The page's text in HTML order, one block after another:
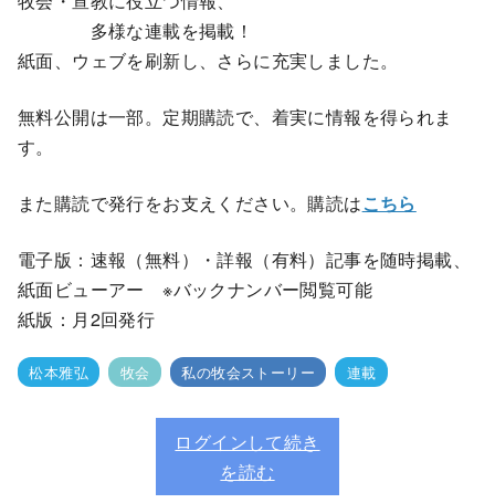
多様な連載を掲載！
紙面、ウェブを刷新し、さらに充実しました。
無料公開は一部。定期購読で、着実に情報を得られま
す。
また購読で発行をお支えください。購読はこちら
電子版：速報（無料）・詳報（有料）記事を随時掲載、
紙面ビューアー ※バックナンバー閲覧可能
紙版：月2回発行
松本雅弘 牧会 私の牧会ストーリー 連載
ログインして続き
を読む